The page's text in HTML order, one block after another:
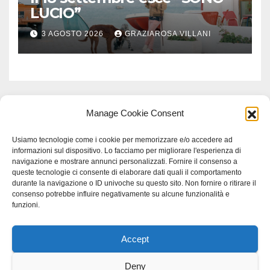
Manage Cookie Consent
Usiamo tecnologie come i cookie per memorizzare e/o accedere ad
informazioni sul dispositivo. Lo facciamo per migliorare l'esperienza di
navigazione e mostrare annunci personalizzati. Fornire il consenso a
queste tecnologie ci consente di elaborare dati quali il comportamento
durante la navigazione o ID univoche su questo sito. Non fornire o ritirare il
consenso potrebbe influire negativamente su alcune funzionalità e
funzioni.
Accept
Deny
LUCIO”
3 AGOSTO 2026 GRAZIAROSA VILLANI
Proudly powered by WordPress|Tema: Newspaperex di